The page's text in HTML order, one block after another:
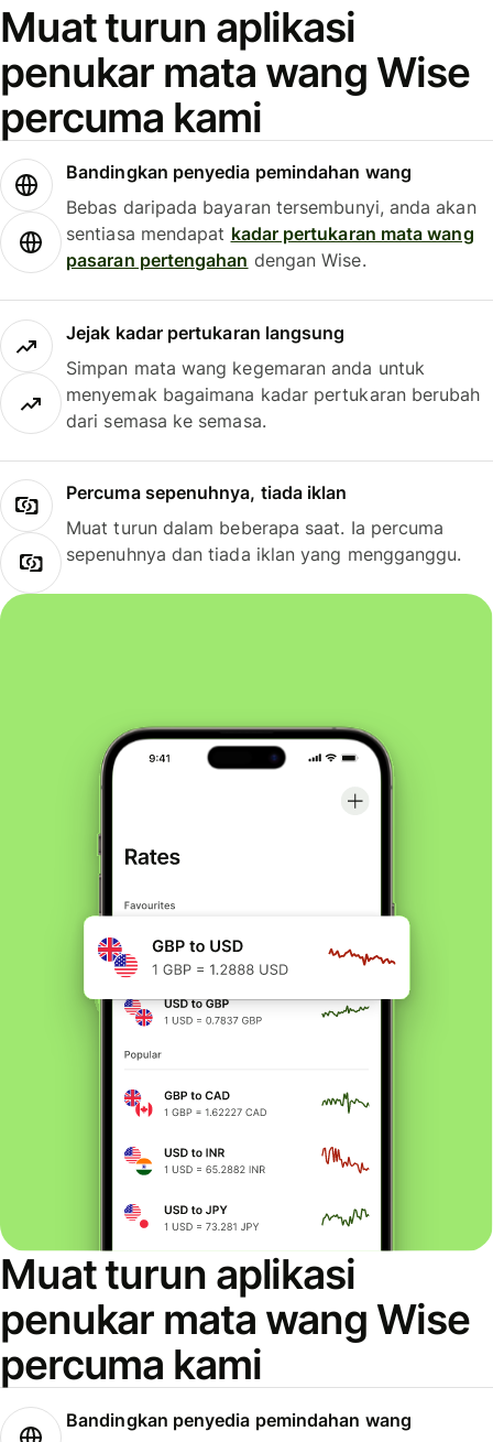
Muat turun aplikasi
penukar mata wang Wise
percuma kami
Bandingkan penyedia pemindahan wang
Bebas daripada bayaran tersembunyi, anda akan
sentiasa mendapat kadar pertukaran mata wang
pasaran pertengahan dengan Wise.
Jejak kadar pertukaran langsung
Simpan mata wang kegemaran anda untuk
menyemak bagaimana kadar pertukaran berubah
dari semasa ke semasa.
Percuma sepenuhnya, tiada iklan
Muat turun dalam beberapa saat. Ia percuma
sepenuhnya dan tiada iklan yang mengganggu.
Muat turun aplikasi
penukar mata wang Wise
percuma kami
Bandingkan penyedia pemindahan wang